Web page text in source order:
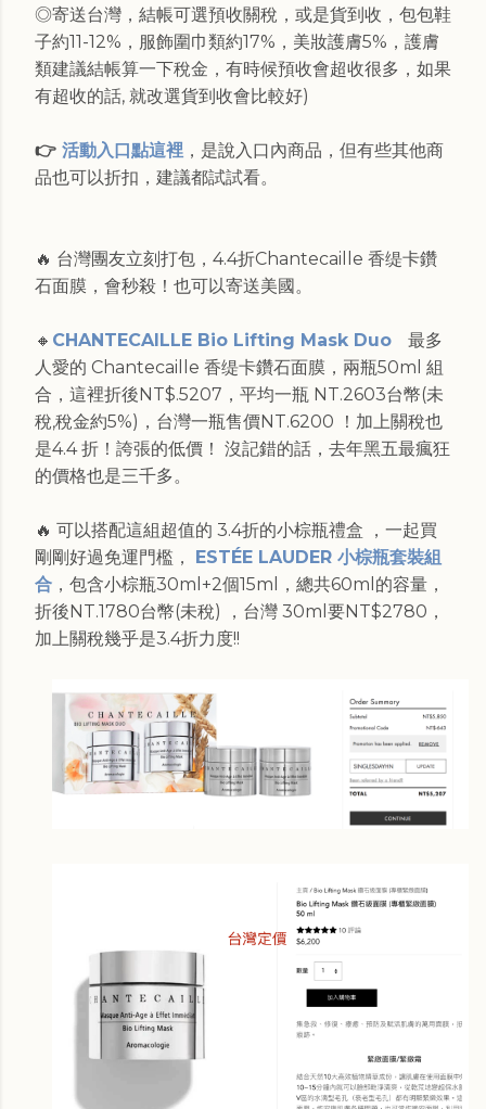
◎寄送台灣，結帳可選預收關稅，或是貨到收，包包鞋
子約11-12%，服飾圍巾類約17%，美妝護膚5%，護膚
類建議結帳算一下稅金，有時候預收會超收很多，如果
有超收的話, 就改選貨到收會比較好)
👉 活動入口點這裡 ，是說入口內商品，但有些其他商
品也可以折扣，建議都試試看。
🔥 台灣團友立刻打包，4.4折Chantecaille 香缇卡鑽
石面膜，會秒殺！也可以寄送美國。
🔸 CHANTECAILLE Bio Lifting Mask Duo
最多
人愛的 Chantecaille 香缇卡鑽石面膜，兩瓶50ml 組
合，這裡折後NT$‌.5207，平均一瓶 NT.2603台幣(未
稅,稅金約5%)，台灣一瓶售價NT.6200 ！加上關稅也
是4.4 折！誇張的低價！ 沒記錯的話，去年黑五最瘋狂
的價格也是三千多。
🔥 可以搭配這組超值的 3.4折的小棕瓶禮盒 ，一起買
剛剛好過免運門檻，
ESTÉE LAUDER 小棕瓶套裝組
合 ，包含小棕瓶30ml+2個15ml，總共60ml的容量，
折後NT.1780台幣(未稅) ，台灣 30ml要NT$2780，
加上關稅幾乎是3.4折力度!!